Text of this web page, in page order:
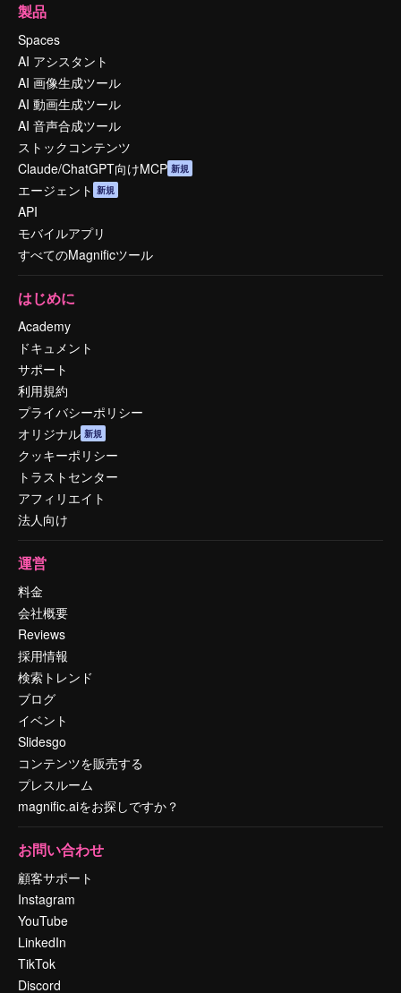
製品
Spaces
AI アシスタント
AI 画像生成ツール
AI 動画生成ツール
AI 音声合成ツール
ストックコンテンツ
Claude/ChatGPT向けMCP 新規
エージェント 新規
API
モバイルアプリ
すべてのMagnificツール
はじめに
Academy
ドキュメント
サポート
利用規約
プライバシーポリシー
オリジナル 新規
クッキーポリシー
トラストセンター
アフィリエイト
法人向け
運営
料金
会社概要
Reviews
採用情報
検索トレンド
ブログ
イベント
Slidesgo
コンテンツを販売する
プレスルーム
magnific.aiをお探しですか？
お問い合わせ
顧客サポート
Instagram
YouTube
LinkedIn
TikTok
Discord